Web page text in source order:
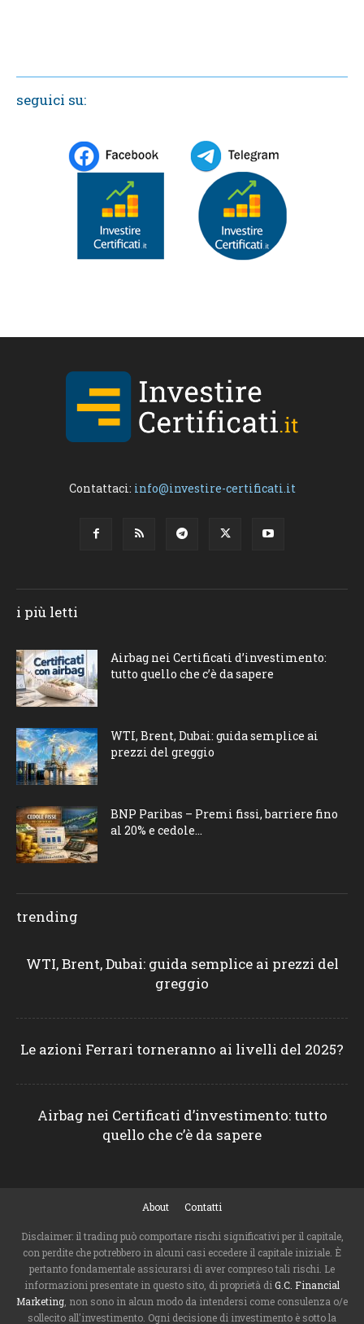
seguici su:
Contattaci: info@investire-certificati.it
i più letti
Airbag nei Certificati d’investimento:
tutto quello che c’è da sapere
WTI, Brent, Dubai: guida semplice ai
prezzi del greggio
BNP Paribas – Premi fissi, barriere fino
al 20% e cedole...
trending
WTI, Brent, Dubai: guida semplice ai prezzi del
greggio
Le azioni Ferrari torneranno ai livelli del 2025?
Airbag nei Certificati d’investimento: tutto
quello che c’è da sapere
About Contatti
Disclaimer: il trading può comportare rischi significativi per il capitale,
con perdite che potrebbero in alcuni casi eccedere il capitale iniziale. È
pertanto fondamentale assicurarsi di aver compreso tali rischi. Le
informazioni presentate in questo sito, di proprietà di G.C. Financial
Marketing , non sono in alcun modo da intendersi come consulenza o/e
sollecito all'investimento. Ogni decisione di investimento è sotto la